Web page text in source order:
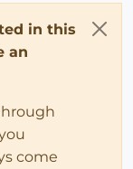
in this
an
come